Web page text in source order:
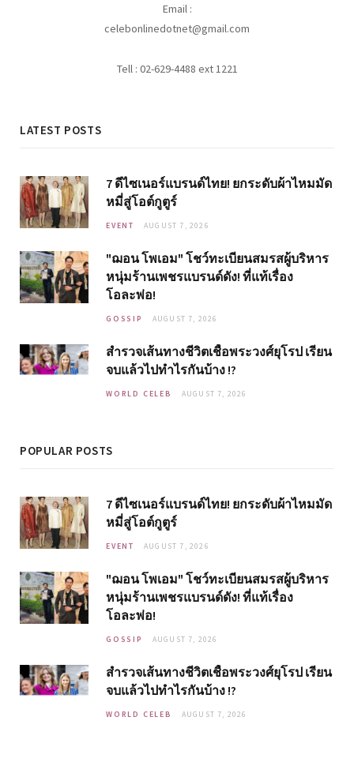
Email :
celebonlinedotnet@gmail.com
Tell : 02-629-4488 ext 1221
LATEST POSTS
7 ดีไซเนอร์แบรนด์ไทย! ยกระดับผ้าไหมมัด
หมี่สู่โอต์กูตูร์
EVENT AUGUST 7, 2026
"ฌอน โพเอม" โชว์ทะเบียนสมรสผู้บริหาร
หนุ่มร้านเพชรแบรนด์ดัง! ที่แท้เรื่อง
โอละพ่อ!
GOSSIP AUGUST 7, 2026
สำรวจเส้นทางชีวิตเชื้อพระวงศ์ยุโรป เรียน
จบแล้วไปทำไรกันบ้าง !?
WORLD CELEB AUGUST 7, 2026
POPULAR POSTS
7 ดีไซเนอร์แบรนด์ไทย! ยกระดับผ้าไหมมัด
หมี่สู่โอต์กูตูร์
EVENT AUGUST 7, 2026
"ฌอน โพเอม" โชว์ทะเบียนสมรสผู้บริหาร
หนุ่มร้านเพชรแบรนด์ดัง! ที่แท้เรื่อง
โอละพ่อ!
GOSSIP AUGUST 7, 2026
สำรวจเส้นทางชีวิตเชื้อพระวงศ์ยุโรป เรียน
จบแล้วไปทำไรกันบ้าง !?
WORLD CELEB AUGUST 7, 2026